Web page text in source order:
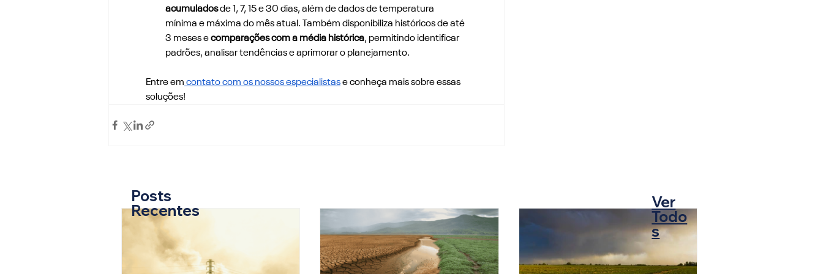
acumulados de 1, 7, 15 e 30 dias, além de dados de temperatura
mínima e máxima do mês atual. Também disponibiliza históricos de até
3 meses e comparações com a média histórica, permitindo identificar
padrões, analisar tendências e aprimorar o planejamento.
Entre em contato com os nossos especialistas e conheça mais sobre essas
soluções!
Ver
Todo
s
Posts
Recentes